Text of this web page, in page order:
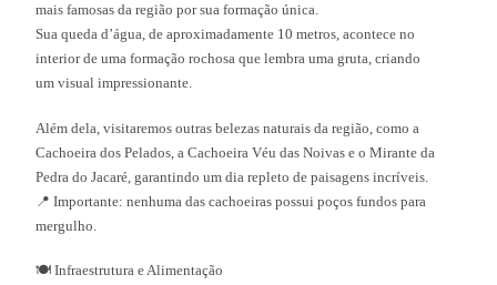
mais famosas da região por sua formação única.
Sua queda d’água, de aproximadamente 10 metros, acontece no
interior de uma formação rochosa que lembra uma gruta, criando
um visual impressionante.
Além dela, visitaremos outras belezas naturais da região, como a
Cachoeira dos Pelados, a Cachoeira Véu das Noivas e o Mirante da
Pedra do Jacaré, garantindo um dia repleto de paisagens incríveis.
📍 Importante: nenhuma das cachoeiras possui poços fundos para
mergulho.
🍽 Infraestrutura e Alimentação